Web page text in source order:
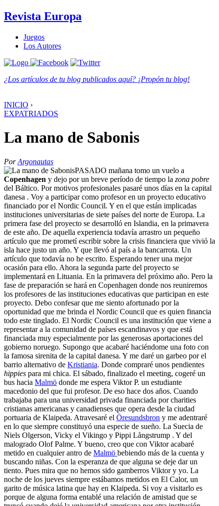
Revista Europa
Juegos
Los Autores
¿Los artículos de tu blog publicados aquí? ¡Propón tu blog!
INICIO ›
EXPATRIADOS
La mano de Sabonis
PorArgonautas
PASADO mañana tomo un vuelo a
Copenhagen y dejo por un breve período de tiempo la zona pobre
del Báltico. Por motivos profesionales pasaré unos días en la capital
danesa . Voy a participar como profesor en un proyecto educativo
financiado por el Nordic Council. Y en el que están implicadas
instituciones universitarias de siete países del norte de Europa. La
primera fase del proyecto se desarrolló en Islandia, en la primavera
de este año. De aquella experiencia todavía arrastro un pequeño
artículo que me prometí escribir sobre la crisis financiera que vivió la
isla hace justo un año. Y que llevó al país a la bancarrota. Un
artículo que todavía no he escrito. Esperando tener una mejor
ocasión para ello. Ahora la segunda parte del proyecto se
implementará en Lituania. En la primavera del próximo año. Pero la
fase de preparación se hará en Copenhagen donde nos reuniremos
los profesores de las instituciones educativas que participan en este
proyecto. Debo confesar que me siento afortunado por la
oportunidad que me brinda el Nordic Council que es quien financia
todo este tinglado. El Nordic Council es una institución que viene a
representar a la comunidad de países escandinavos y que está
financiada muy especialmente por las generosas aportaciones del
gobierno noruego. Supongo que acabaré haciéndome una foto con
la famosa sirenita de la capital danesa. Y me daré un garbeo por el
barrio alternativo de Kristiania. Donde compraré unos pendientes
hippies para mi chica. El sábado, finalizado el meeting, cogeré un
bus hacia Malmö donde me espera Viktor P. un estudiante
macedonio del que fui profesor. De eso hace dos años. Cuando
trabajaba para una universidad privada financiada porcharities
cristianas americanas y canadienses que opera desde la ciudad
portuaria de Klaipeda. Atravesaré el Öresundsbron y me adentraré
en lo que siempre constituyó una especie de sueño. La Suecia de
Niels Olgerson, Vicky el Vikingo y Pippi Långstrump . Y del
malogrado Olof Palme. Y bueno, creo que con Viktor acabaré
metido en cualquier antro de Malmö bebiendo más de la cuenta y
buscando niñas. Con la esperanza de que alguna se deje dar un
tiento. Pues mira que no hemos sido gamberros Viktor y yo. La
noche de los jueves siempre estábamos metidos en El Calor, un
garito de música latina que hay en Klaipeda. Si voy a visitarlo es
porque de alguna forma entablé una relación de amistad que se